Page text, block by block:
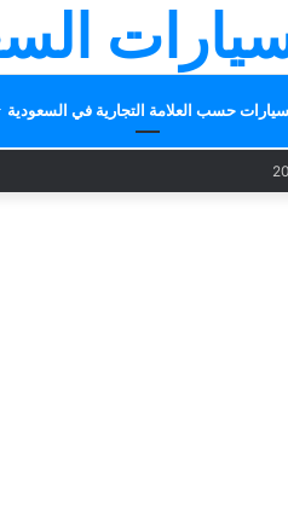
حسب العلامة التجارية في السعودية